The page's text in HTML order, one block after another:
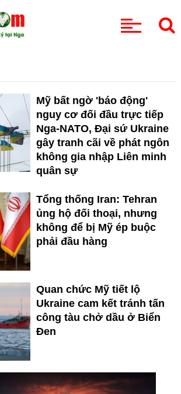
Mỹ bất ngờ 'báo động'
nguy cơ đối đầu trực tiếp
Nga-NATO, Đại sứ Ukraine
gây tranh cãi về phát ngôn
không gia nhập Liên minh
quân sự
Tổng thống Iran: Tehran
ủng hộ đối thoại, nhưng
không để bị Mỹ ép buộc
phải đầu hàng
Quan chức Mỹ tiết lộ
Ukraine cam kết tránh tấn
công tàu chở dầu ở Biển
Đen